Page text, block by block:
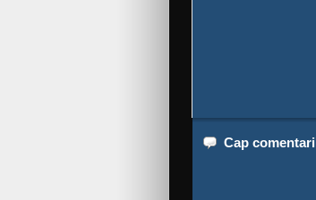
Cap comentari